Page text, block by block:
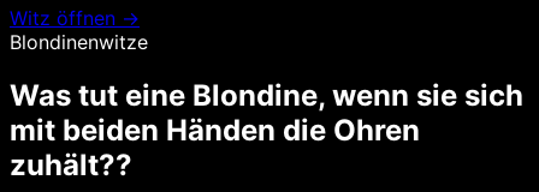
Witz öffnen →
Blondinenwitze
Was tut eine Blondine, wenn sie sich
mit beiden Händen die Ohren
zuhält??